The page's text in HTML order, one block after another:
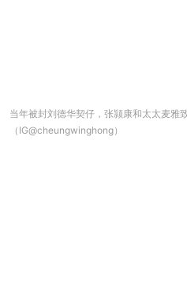
当年被封刘德华契仔，张颕康和太太麦雅
（IG@cheungwinghong）